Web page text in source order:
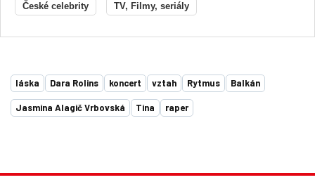
České celebrity TV, Filmy, seriály
láska Dara Rolins koncert vztah Rytmus Balkán
Jasmina Alagič Vrbovská Tina raper